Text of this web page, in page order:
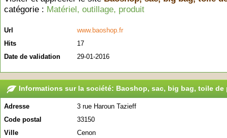
catégorie : Matériel, outillage, produit
Url
www.baoshop.fr
Hits
17
Date de validation
29-01-2016
Informations sur la société: Baoshop, sac, big bag, toile de
Adresse
3 rue Haroun Tazieff
Code postal
33150
Ville
Cenon